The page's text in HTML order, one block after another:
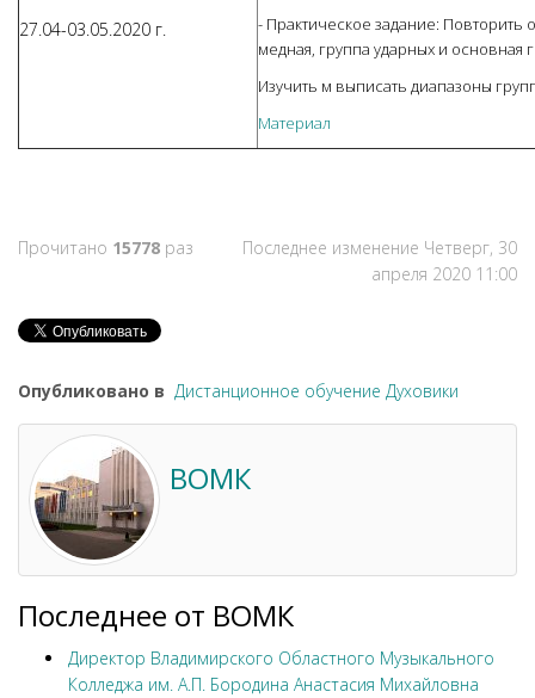
27.04-03.05.2020 г.
- Практическое задание:
медная, группа ударных и основная
Изучить м выписать диапазоны
Материал
Прочитано 15778 раз
Последнее изменение Четверг, 30
апреля 2020 11:00
Опубликовано в Дистанционное обучение Духовики
ВОМК
Последнее от ВОМК
Директор Владимирского Областного Музыкального
Колледжа им. А.П. Бородина Анастасия Михайловна